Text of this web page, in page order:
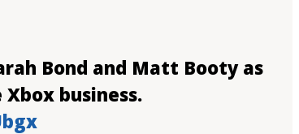
Bond and Matt Booty as
business.